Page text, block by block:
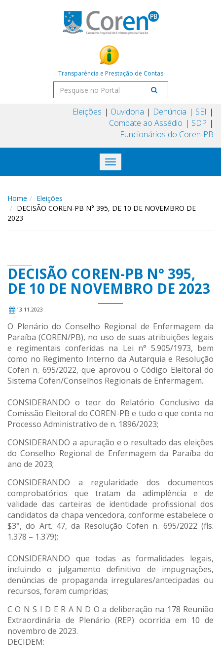
Transparência e Prestação de Contas
Eleições Ouvidoria Denúncia
SEI
Combate ao Assédio
SDP
Funcionários do Coren-PB
Toggle
navigation
Home
Eleições
DECISÃO COREN-PB N° 395, DE 10 DE NOVEMBRO DE
2023
DECISÃO COREN-PB N° 395,
DE 10 DE NOVEMBRO DE 2023
13.11.2023
O Plenário do Conselho Regional de Enfermagem da
Paraíba (COREN/PB), no uso de suas atribuições legais
e regimentais conferidas na Lei n° 5.905/1973, bem
como no Regimento Interno da Autarquia e Resolução
Cofen n. 695/2022, que aprovou o Código Eleitoral do
Sistema Cofen/Conselhos Regionais de Enfermagem.
CONSIDERANDO o teor do Relatório Conclusivo da
Comissão Eleitoral do COREN-PB e tudo o que conta no
Processo Administrativo de n. 1896/2023;
CONSIDERANDO a apuração e o resultado das eleições
do Conselho Regional de Enfermagem da Paraíba do
ano de 2023;
CONSIDERANDO a regularidade dos documentos
comprobatórios que tratam da adimplência e de
validade das carteiras de identidade profissional dos
candidatos da chapa vencedora, conforme estabelece o
$3°, do Art. 47, da Resolução Cofen n. 695/2022 (fls.
1.378 – 1.379);
CONSIDERANDO que todas as formalidades legais,
incluindo o julgamento definitivo de impugnações,
denúncias de propaganda irregulares/antecipadas ou
recursos, foram cumpridas;
C O N S I D E R A N D O a deliberação na 178 Reunião
Extraordinária de Plenário (REP) ocorrida em 10 de
novembro de 2023.
DECIDEM: